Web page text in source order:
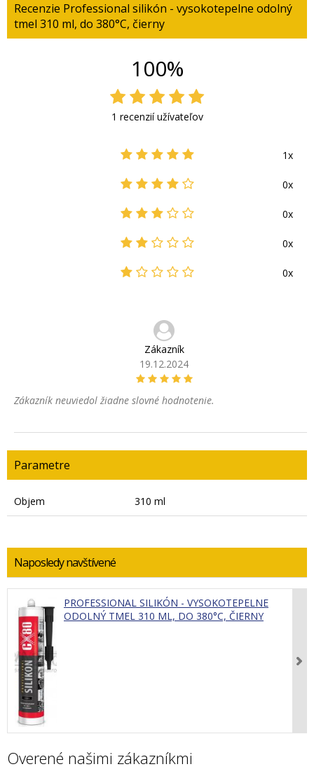
Recenzie Professional silikón - vysokotepelne odolný
tmel 310 ml, do 380°C, čierny
100%
1 recenzií užívateľov
1x
0x
0x
0x
0x
Zákazník
19.12.2024
Zákazník neuviedol žiadne slovné hodnotenie.
Parametre
Objem 310 ml
Naposledy navštívené
PROFESSIONAL SILIKÓN - VYSOKOTEPELNE
ODOLNÝ TMEL 310 ML, DO 380°C, ČIERNY
Overené našimi zákazníkmi